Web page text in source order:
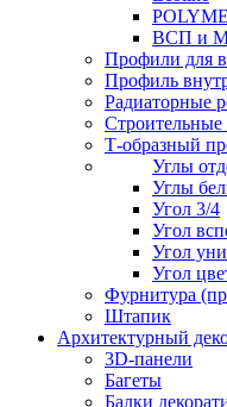
ВСП и
Профили для
Профиль
Радиаторные
Т-образный
Углы
Углы
Угол 3/4
Угол
Угол
Угол
Фурнитура
Штапик
Архитектурный
3D-панели
Багеты
Балки